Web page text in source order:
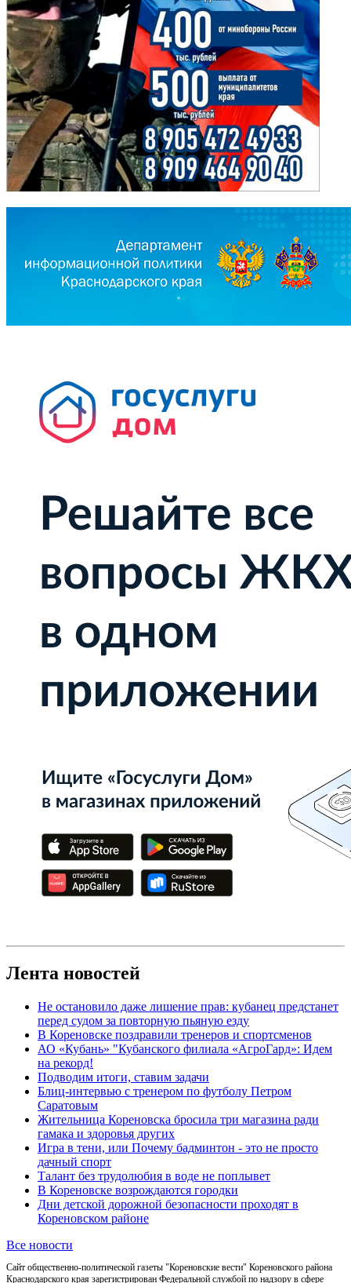
Лента новостей
Не остановило даже лишение прав: кубанец предстанет
перед судом за повторную пьяную езду
В Кореновске поздравили тренеров и спортсменов
АО «Кубань» "Кубанского филиала «АгроГард»: Идем
на рекорд!
Подводим итоги, ставим задачи
Блиц-интервью с тренером по футболу Петром
Саратовым
Жительница Кореновска бросила три магазина ради
гамака и здоровья других
Игра в тени, или Почему бадминтон - это не просто
дачный спорт
Талант без трудолюбия в воде не поплывет
В Кореновске возрождаются городки
Дни детской дорожной безопасности проходят в
Кореновском районе
Все новости
Сайт общественно-политической газеты "Кореновские вести" Кореновского района
Краснодарского края зарегистрирован Федеральной службой по надзору в сфере